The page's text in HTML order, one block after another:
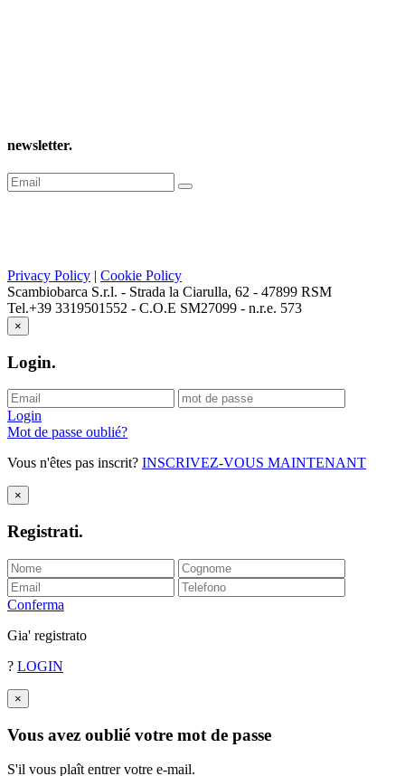
newsletter.
Privacy Policy | Cookie Policy
Scambiobarca S.r.l. - Strada la Ciarulla, 62 - 47899 RSM
Tel.+39 3319501552 - C.O.E SM27099 - n.r.e. 573
×
Login.
Login
Mot de passe oublié?
Vous n'êtes pas inscrit? INSCRIVEZ-VOUS MAINTENANT
×
Registrati.
Conferma
Gia' registrato
? LOGIN
×
Vous avez oublié votre mot de passe
S'il vous plaît entrer votre e-mail.